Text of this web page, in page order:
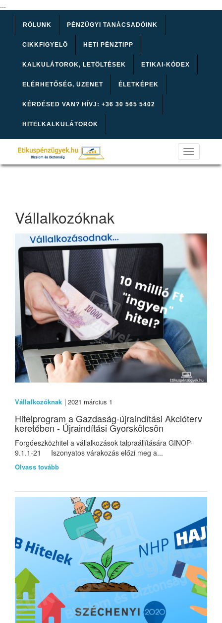
...
RÓLUNK PÉNZÜGYI TANÁCSADÓINK
CIKKFIGYELŐ HETI PÉNZTIPP
KALKULÁTOROK, LETÖLTÉSEK ETIKAI-KÓDEX
ELÉRHETŐSÉG, ÜZENET ÉLETKÉPEK
KÉRDÉSED VAN? HÍVJ: +36 30 565 5402
HITELKALKULÁTOROK
Toggle
navigation
Vállalkozóknak
Vállalkozóknak | 2021 március 1
Hitelprogram a Gazdaság-újraindítási Akcióterv
keretében - Újraindítási Gyorskölcsön
Forgóeszközhitel a vállalkozások talpraállítására GINOP-
9.1.1-21 Iszonyatos várakozás előzi meg a...
Olvass tovább